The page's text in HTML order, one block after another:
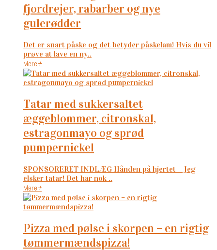
fjordrejer, rabarber og nye
gulerødder
Det er snart påske og det betyder påskelam! Hvis du vil
prøve at lave en ny..
Mere+
tatar med sukkersaltet
æggeblommer, citronskal,
estragonmayo og sprød
pumpernickel
SPONSORERET INDLÆG Hånden på hjertet – Jeg
elsker tatar! Det har nok ..
Mere+
pizza med pølse i skorpen – en rigtig
tømmermændspizza!